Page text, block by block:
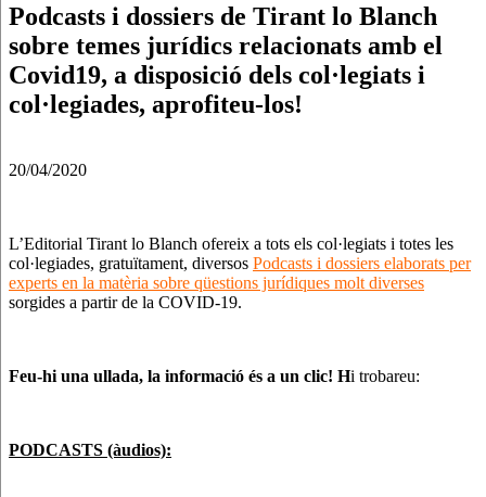
Podcasts i dossiers de Tirant lo Blanch
sobre temes jurídics relacionats amb el
Covid19, a disposició dels col·legiats i
col·legiades, aprofiteu-los!
20/04/2020
L’Editorial Tirant lo Blanch ofereix a tots els col·legiats i totes les
col·legiades, gratuïtament, diversos Podcasts i dossiers elaborats per
experts en la matèria sobre qüestions jurídiques molt diverses
sorgides a partir de la COVID-19.
Feu-hi una ullada, la informació és a un clic! Hi trobareu:
PODCASTS (àudios):